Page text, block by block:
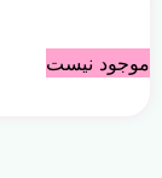
موجود نیست